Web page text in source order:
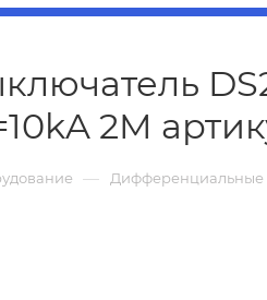
2M
— Дифференциальные